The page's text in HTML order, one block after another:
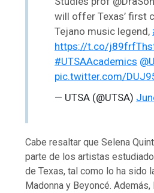
will offer Texas’ first
Tejano music legend,
https://t.co/
#UTSAAcademics
pic.twitter.com/
— UTSA (@UTSA)
Cabe resaltar que Selena
parte de los artistas
de Texas, tal como lo ha sido
Madonna y Beyoncé.